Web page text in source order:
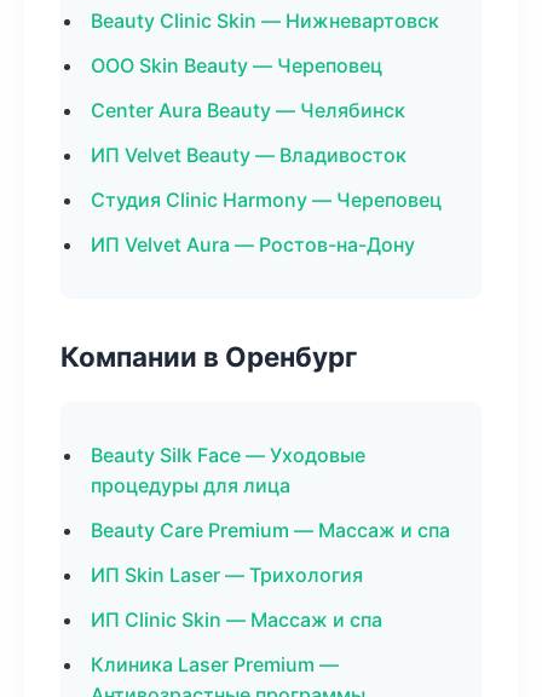
Beauty Clinic Skin — Нижневартовск
ООО Skin Beauty — Череповец
Center Aura Beauty — Челябинск
ИП Velvet Beauty — Владивосток
Студия Clinic Harmony — Череповец
ИП Velvet Aura — Ростов-на-Дону
Компании в Оренбург
Beauty Silk Face — Уходовые
процедуры для лица
Beauty Care Premium — Массаж и спа
ИП Skin Laser — Трихология
ИП Clinic Skin — Массаж и спа
Клиника Laser Premium —